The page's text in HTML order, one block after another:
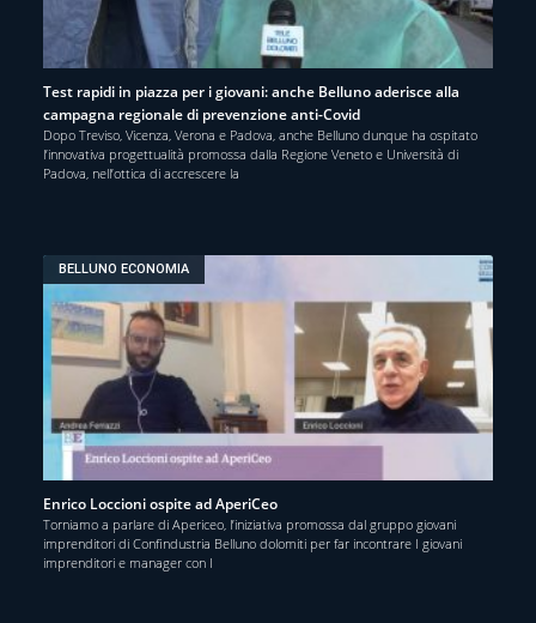
Test rapidi in piazza per i giovani: anche Belluno aderisce alla
campagna regionale di prevenzione anti-Covid
Dopo Treviso, Vicenza, Verona e Padova, anche Belluno dunque ha ospitato
l’innovativa progettualità promossa dalla Regione Veneto e Università di
Padova, nell’ottica di accrescere la
BELLUNO ECONOMIA
Enrico Loccioni ospite ad AperiCeo
Torniamo a parlare di Apericeo, l’iniziativa promossa dal gruppo giovani
imprenditori di Confindustria Belluno dolomiti per far incontrare I giovani
imprenditori e manager con I